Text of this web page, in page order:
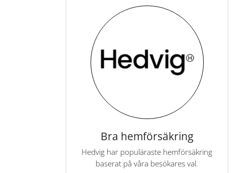
Bra hemförsäkring
Hedvig har populäraste hemförsäkring
baserat på våra besökares val.